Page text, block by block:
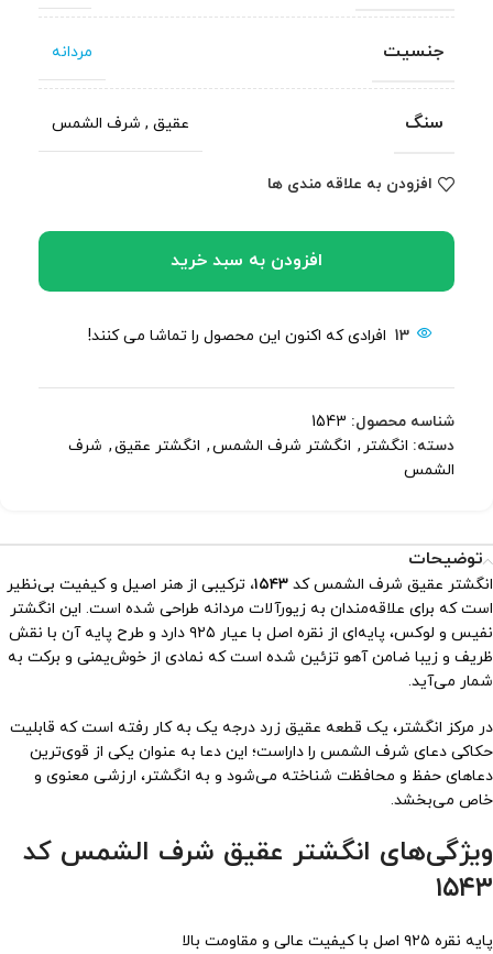
جنسیت مردانه
سنگ عقیق , شرف الشمس
افزودن به علاقه مندی ها
افزودن به سبد خرید
13 افرادی که اکنون این محصول را تماشا می کنند!
شناسه محصول: 1543
دسته: انگشتر , انگشتر شرف الشمس, انگشتر عقیق, شرف
الشمس
توضیحات
انگشتر عقیق شرف الشمس کد ۱۵۴۳، ترکیبی از هنر اصیل و کیفیت بی‌نظیر
است که برای علاقه‌مندان به زیورآلات مردانه طراحی شده است. این انگشتر
نفیس و لوکس، پایه‌ای از نقره اصل با عیار ۹۲۵ دارد و طرح پایه آن با نقش
ظریف و زیبا ضامن آهو تزئین شده است که نمادی از خوش‌یمنی و برکت به
شمار می‌آید.
در مرکز انگشتر، یک قطعه عقیق زرد درجه یک به کار رفته است که قابلیت
حکاکی دعای شرف الشمس را داراست؛ این دعا به عنوان یکی از قوی‌ترین
دعاهای حفظ و محافظت شناخته می‌شود و به انگشتر، ارزشی معنوی و
خاص می‌بخشد.
ویژگی‌های انگشتر عقیق شرف الشمس کد
۱۵۴۳
پایه نقره ۹۲۵ اصل با کیفیت عالی و مقاومت بالا